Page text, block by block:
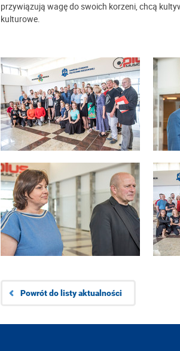
przywiązują wagę do swoich korzeni, chcą
kulturowe.
Powrót do listy aktualności